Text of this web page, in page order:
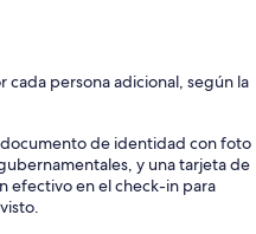
cada persona adicional, según la
de identidad con foto
y una tarjeta de
efectivo en el check-in para